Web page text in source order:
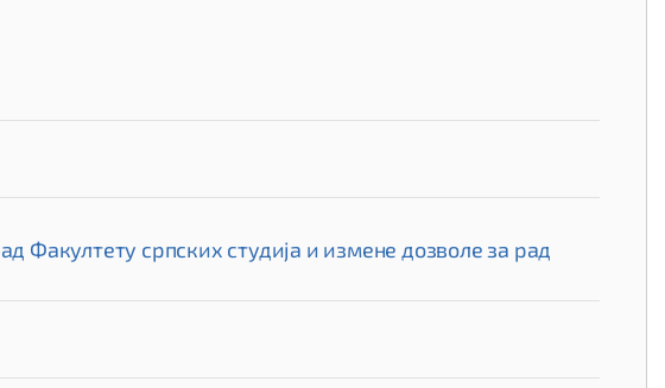
Факултету српских студија и измене дозволе за рад